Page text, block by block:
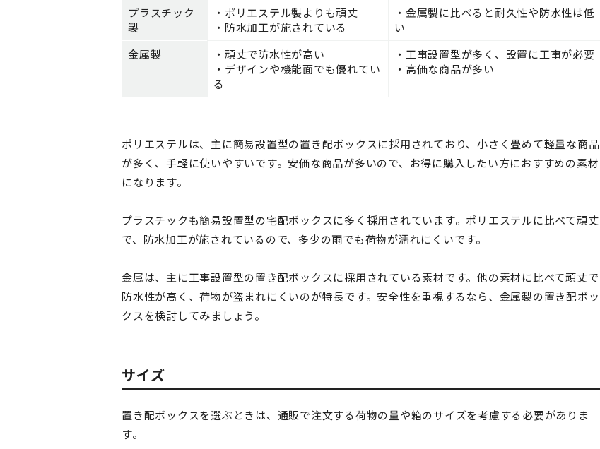
プラスチック
製
・ポリエステル製よりも頑丈
・防水加工が施されている
・金属製に比べると耐久性や防水性は低
い
金属製
・頑丈で防水性が高い
・デザインや機能面でも優れてい
る
・工事設置型が多く、設置に工事が必要
・高価な商品が多い
ポリエステルは、主に簡易設置型の置き配ボックスに採用されており、小さく畳めて軽量な商品
が多く、手軽に使いやすいです。安価な商品が多いので、お得に購入したい方におすすめの素材
になります。
プラスチックも簡易設置型の宅配ボックスに多く採用されています。ポリエステルに比べて頑丈
で、防水加工が施されているので、多少の雨でも荷物が濡れにくいです。
金属は、主に工事設置型の置き配ボックスに採用されている素材です。他の素材に比べて頑丈で
防水性が高く、荷物が盗まれにくいのが特長です。安全性を重視するなら、金属製の置き配ボッ
クスを検討してみましょう。
サイズ
置き配ボックスを選ぶときは、通販で注文する荷物の量や箱のサイズを考慮する必要がありま
す。